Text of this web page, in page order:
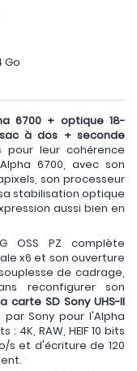
Go
6700 + optique 18-
à dos + seconde
pour leur cohérence
6700, avec son
son processeur
stabilisation optique
aussi bien en
OSS PZ complète
x6 et son ouverture
de cadrage,
reconfigurer son
carte SD Sony UHS-II
par Sony pour l'Alpha
4K, RAW, HEIF 10 bits
s et d'écriture de 120